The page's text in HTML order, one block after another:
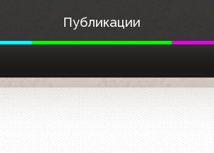
Публикации